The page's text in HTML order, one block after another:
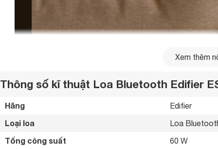
Xem thêm
Thông số kĩ thuật Loa Bluetooth Edifier
Hãng Edifier
Loại loa Loa
Tổng công suất 60 W